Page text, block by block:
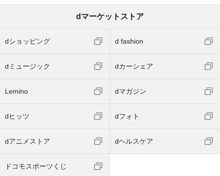
dマーケットストア
dショッピング d fashion
dミュージック dカーシェア
Lemino dマガジン
dヒッツ dフォト
dアニメストア dヘルスケア
ドコモスポーツくじ